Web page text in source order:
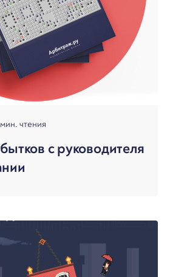
чтения
с руководителя